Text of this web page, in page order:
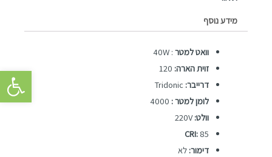
פתח
מידע נוסף
וואט למטר : 40W
זוית הארה: 120
דרייבר: Tridonic
לומן למטר : 4000
וולט:220V
CRI: 85
דימור: לא